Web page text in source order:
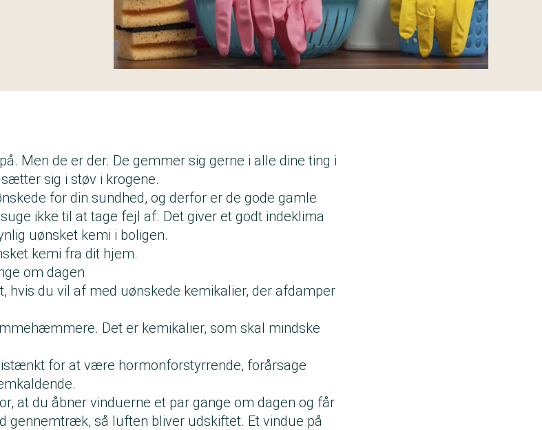
Men de er der. De gemmer sig gerne i alle dine ting i
sig i støv i krogene.
for din sundhed, og derfor er de gode gamle
ikke til at tage fejl af. Det giver et godt indeklima
uønsket kemi i boligen.
kemi fra dit hjem.
om dagen
hvis du vil af med uønskede kemikalier, der afdamper
Det er kemikalier, som skal mindske
for at være hormonforstyrrende, forårsage
at du åbner vinduerne et par gange om dagen og får
gennemtræk, så luften bliver udskiftet. Et vindue på